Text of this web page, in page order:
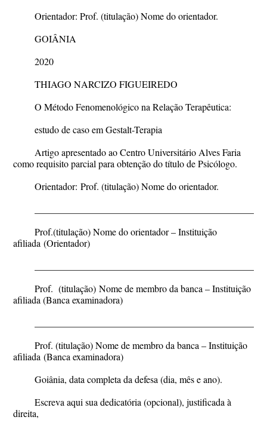
Orientador: Prof. (titulação) Nome do orientador.
GOIÂNIA
2020
THIAGO NARCIZO FIGUEIREDO
O Método Fenomenológico na Relação Terapêutica:
estudo de caso em Gestalt-Terapia
Artigo apresentado ao Centro Universitário Alves Faria
como requisito parcial para obtenção do título de Psicólogo.
Orientador: Prof. (titulação) Nome do orientador.
Prof.(titulação) Nome do orientador–Instituição
afiliada (Orientador)
Prof. (titulação) Nome de membro da banca – Instituição
afiliada (Banca examinadora)
Prof. (titulação) Nome de membro da banca – Instituição
afiliada (Banca examinadora)
Goiânia, data completa da defesa (dia, mês e ano).
Escreva aqui sua dedicatória (opcional), justificada à
direita,